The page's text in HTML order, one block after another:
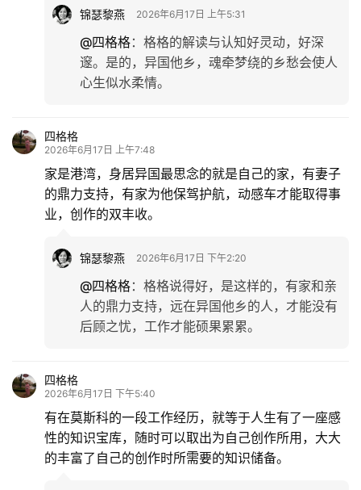
锦瑟黎燕 2026年6月17日 上午5:31
@四格格： 格格的解读与认知好灵动，好深
邃。是的，异国他乡，魂牵梦绕的乡愁会使人
心生似水柔情。
四格格
2026年6月17日 上午7:48
家是港湾，身居异国最思念的就是自己的家，有妻子
的鼎力支持，有家为他保驾护航，动感车才能取得事
业，创作的双丰收。
锦瑟黎燕 2026年6月17日 下午2:20
@四格格： 格格说得好，是这样的，有家和亲
人的鼎力支持，远在异国他乡的人，才能没有
后顾之忧，工作才能硕果累累。
四格格
2026年6月17日 下午5:40
有在莫斯科的一段工作经历，就等于人生有了一座感
性的知识宝库，随时可以取出为自己创作所用，大大
的丰富了自己的创作时所需要的知识储备。